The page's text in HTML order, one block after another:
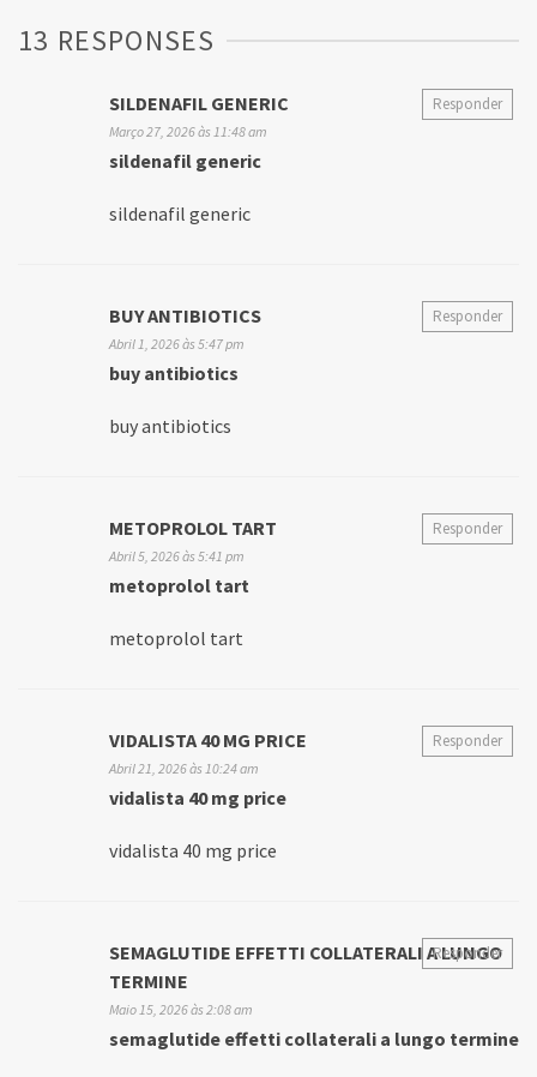
13 RESPONSES
SILDENAFIL GENERIC
Março 27, 2026 às 11:48 am
sildenafil generic
sildenafil generic
Responder
BUY ANTIBIOTICS
Abril 1, 2026 às 5:47 pm
buy antibiotics
buy antibiotics
Responder
METOPROLOL TART
Abril 5, 2026 às 5:41 pm
metoprolol tart
metoprolol tart
Responder
VIDALISTA 40 MG PRICE
Abril 21, 2026 às 10:24 am
vidalista 40 mg price
vidalista 40 mg price
Responder
SEMAGLUTIDE EFFETTI COLLATERALI A LUNGO
TERMINE
Maio 15, 2026 às 2:08 am
semaglutide effetti collaterali a lungo termine
Responder